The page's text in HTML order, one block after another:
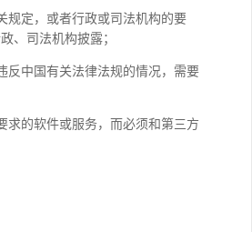
规定，或者行政或司法机构的要
、司法机构披露；
反中国有关法律法规的情况，需要
求的软件或服务，而必须和第三方